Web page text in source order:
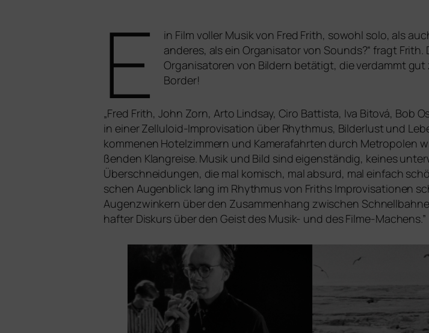
E
in Film vol­ler Musik von Fred Frith, sowohl solo, als
ande­res, als ein Organisator von Sounds?“ fragt
Organisatoren von Bildern betä­tigt, die ver­dammt
Border!
„Fred Frith, John Zorn, Arto Lindsay, Ciro Battista, Iva Bitová, Bob
in einer Zelluloid-Improvisation über Rhythmus, Bilderlust und
kom­me­nen Hotelzimmern und Kamerafahrten durch Metropolen
ßen­den Klangreise. Musik und Bild sind eigen­stän­dig, kei­nes
Überschneidungen, die mal komisch, mal absurd, mal ein­fach
schen Augenblick lang im Rhythmus von Friths Improvisationen
Augenzwinkern über den Zusammenhang zwi­schen
haf­ter Diskurs über den Geist des Musik- und des Filme-Machens.”